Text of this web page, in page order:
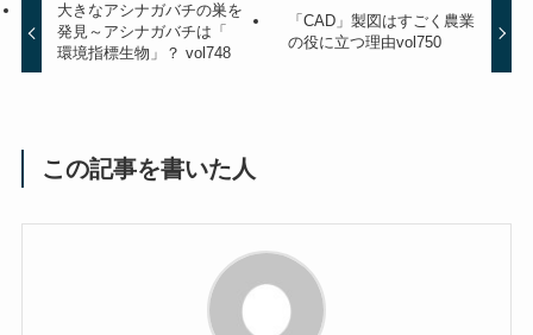
大きなアシナガバチの巣を
発見～アシナガバチは「
環境指標生物」？ vol748
「CAD」製図はすごく農業
の役に立つ理由vol750
この記事を書いた人